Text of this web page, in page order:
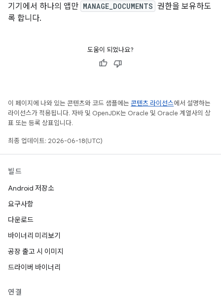
기기에서 하나의 앱만 MANAGE_DOCUMENTS 권한을 보유하도
록 합니다.
도움이 되었나요?
이 페이지에 나와 있는 콘텐츠와 코드 샘플에는 콘텐츠 라이선스에서 설명하는
라이선스가 적용됩니다. 자바 및 OpenJDK는 Oracle 및 Oracle 계열사의 상
표 또는 등록 상표입니다.
최종 업데이트: 2026-06-18(UTC)
빌드
Android 저장소
요구사항
다운로드
바이너리 미리보기
공장 출고 시 이미지
드라이버 바이너리
연결